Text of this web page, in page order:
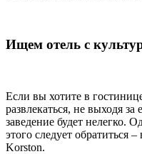
Ищем отель с
Если вы хотите в
развлекаться, не выходя
заведение будет нелегко.
этого следует обратиться
Korston.